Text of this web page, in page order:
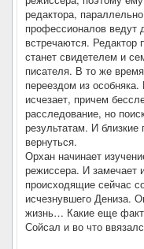
редактора,
профессионалов ведут
встречаются.
станет свидетелем и
писателя. В то же
переездом из
исчезает, причем
расследование, но
результатам. И
вернуться.
Орхан начинает
режиссера. И замечает
происходящие сейчас
исчезнувшего Дениза.
жизнь… Какие еще
Сойсал и во что